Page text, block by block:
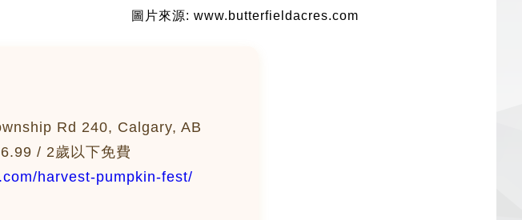
圖片來源: www.butterfieldacres.com
Rd 240, Calgary, AB
/ 2歲以下免費
harvest-pumpkin-fest/